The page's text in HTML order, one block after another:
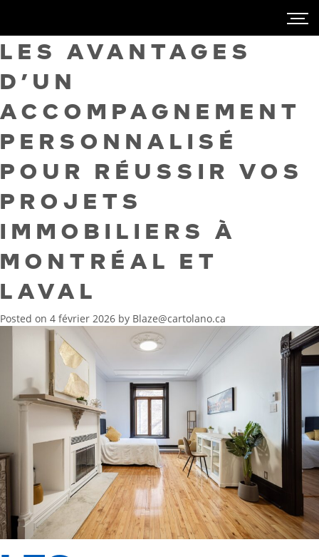
LES AVANTAGES
D’UN
ACCOMPAGNEMENT
PERSONNALISÉ
POUR RÉUSSIR VOS
PROJETS
IMMOBILIERS À
MONTRÉAL ET
LAVAL
Posted on 4 février 2026 by Blaze@cartolano.ca